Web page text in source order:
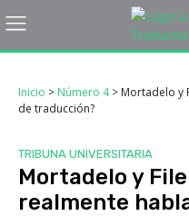
Inicio > Número 4> Mortadelo y
de traducción?
TRIBUNA UNIVERSITARIA
Mortadelo y
realmente